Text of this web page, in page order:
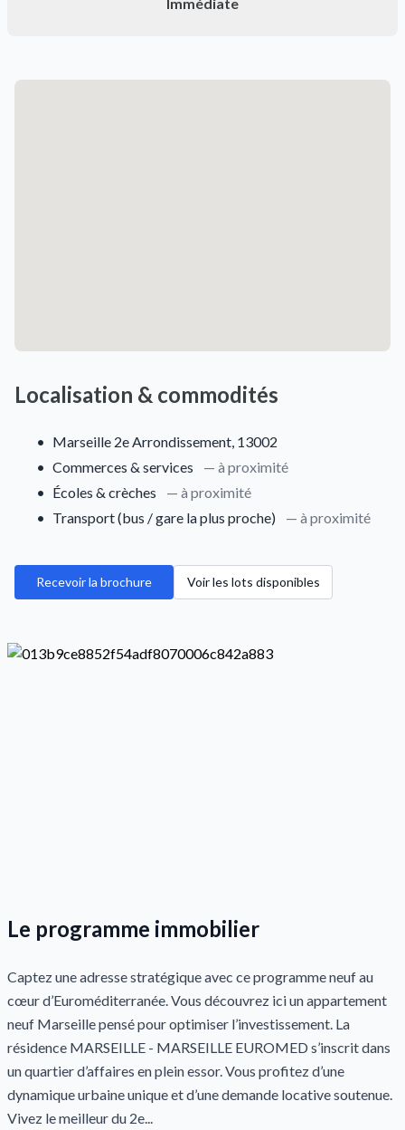
Localisation & commodités
• Marseille 2e Arrondissement, 13002
• Commerces & services
— à proximité
• Écoles & crèches
— à proximité
• Transport (bus / gare la plus proche) — à proximité
Recevoir la brochure Voir les lots disponibles
Le programme immobilier
Captez une adresse stratégique avec ce programme neuf au
cœur d’Euroméditerranée. Vous découvrez ici un appartement
neuf Marseille pensé pour optimiser l’investissement. La
résidence MARSEILLE - MARSEILLE EUROMED s’inscrit dans
un quartier d’affaires en plein essor. Vous profitez d’une
dynamique urbaine unique et d’une demande locative soutenue.
Vivez le meilleur du 2e...